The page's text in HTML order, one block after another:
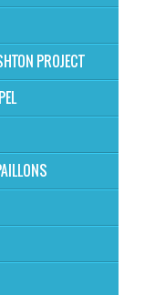
PROJECT